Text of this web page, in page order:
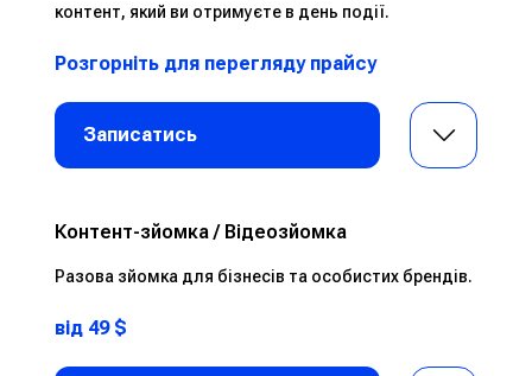
контент, який ви отримуєте в день події.
Розгорніть для перегляду прайсу
Записатись
Контент-зйомка / Відеозйомка
Разова зйомка для бізнесів та особистих брендів.
від 49 $